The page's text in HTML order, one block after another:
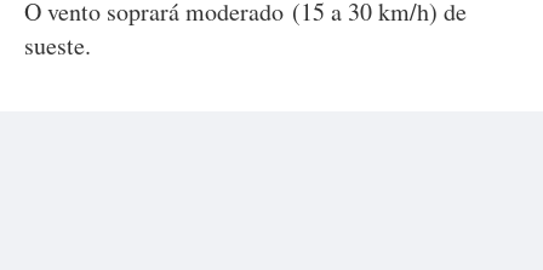
O vento soprará moderado (15 a 30 km/h) de
sueste.